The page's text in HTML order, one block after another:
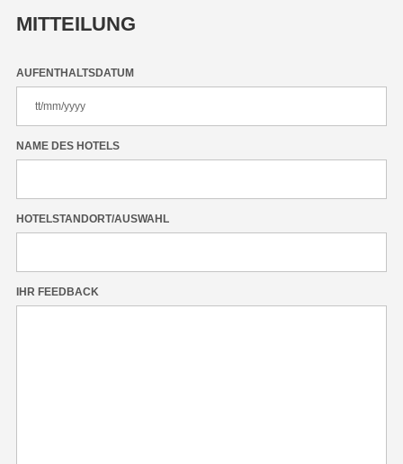
MITTEILUNG
AUFENTHALTSDATUM
NAME DES HOTELS
HOTELSTANDORT/AUSWAHL
IHR FEEDBACK